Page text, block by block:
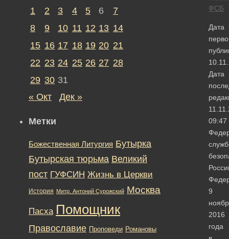
ФСБ
Дата
Дата
09:47
9
2016
года
1
2 3 4 5 6
7
8
9 10 11 12 13 14
15 16 17 18 19 20 21
22 23 24 25 26 27 28
29 30 31
« Окт
Дек »
Метки
Божественная Литургия Бутырка
Бутырская тюрьма Великий
пост ГУФСИН Жизнь в Церкви
История Митр. Антоний Сурожский Москва
Пасха Помощник
Православие Проповеди Романовы